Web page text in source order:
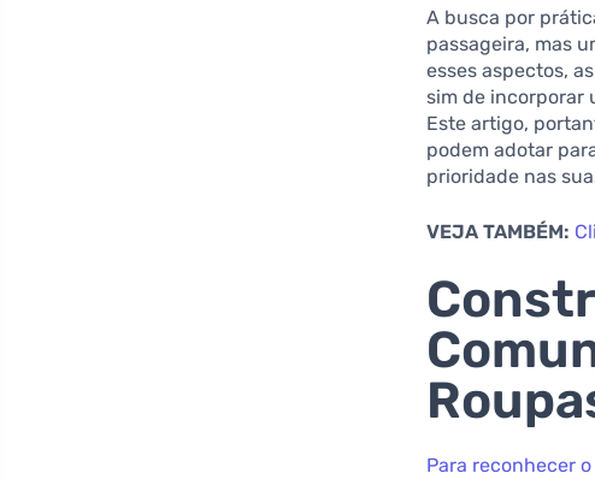
A busca por
passageira, mas
esses aspectos,
sim de incorporar
Este artigo,
podem adotar
prioridade nas
VEJA TAMBÉM:
Para reconhecer